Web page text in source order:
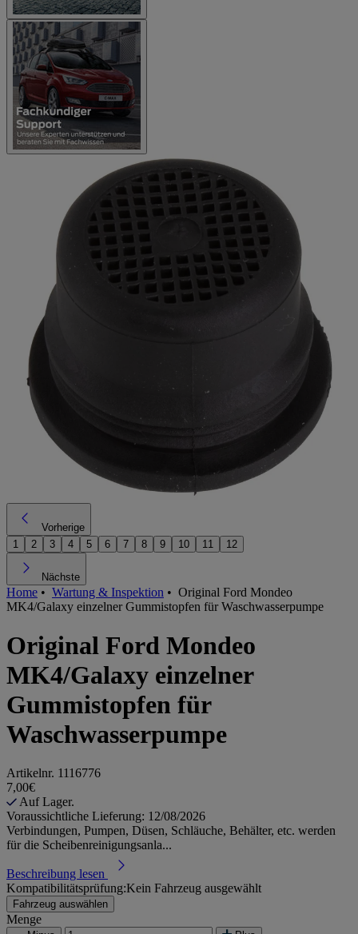
Vorherige
1
2 3 4 5 6 7 8 9 10 11 12
Nächste
Home • Wartung & Inspektion • Original Ford Mondeo
MK4/Galaxy einzelner Gummistopfen für Waschwasserpumpe
Original Ford Mondeo
MK4/Galaxy einzelner
Gummistopfen für
Waschwasserpumpe
Artikelnr. 1116776
7,00€
Auf Lager.
Voraussichtliche Lieferung: 12/08/2026
Verbindungen, Pumpen, Düsen, Schläuche, Behälter, etc. werden
für die Scheibenreinigungsanla...
Beschreibung lesen
Kompatibilitätsprüfung:Kein Fahrzeug ausgewählt
Fahrzeug auswählen
Menge